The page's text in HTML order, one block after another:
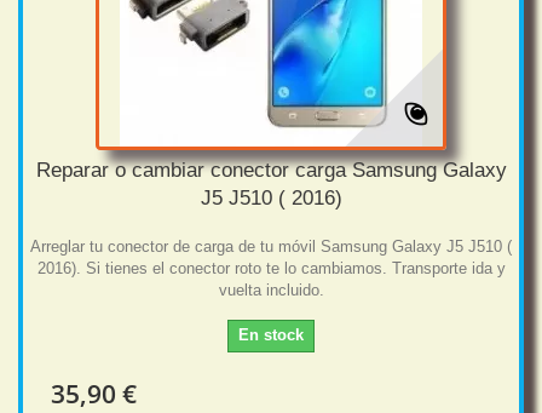
Reparar o cambiar conector carga Samsung Galaxy
J5 J510 ( 2016)
Arreglar tu conector de carga de tu móvil Samsung Galaxy J5 J510 (
2016). Si tienes el conector roto te lo cambiamos. Transporte ida y
vuelta incluido.
En stock
35,90 €